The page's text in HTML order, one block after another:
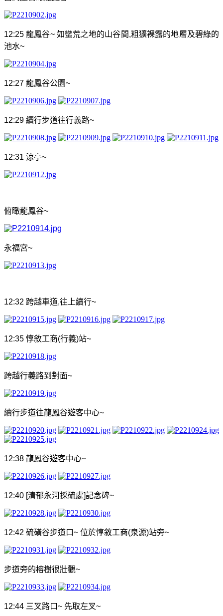
12:25龍鳳谷~ 如蠻荒之地的山谷間,粗獷裸露的地層及碧綠的
池水~
12:27 龍鳳谷公園~
12:29 續行步道往行義路~
12:31 涼亭~
俯瞰龍鳳谷~
永福宮~
12:32 跨越車道,往上續行~
12:35 惇敘工商(行義)站~
跨越行義路到對面~
續行步道往龍鳳谷遊客中心~
12:38 龍鳳谷遊客中心~
12:40 [清郁永河採硫處]記念碑~
12:42 硫磺谷步道口~ 位於惇敘工商(泉源)站旁~
步道旁的榕樹很壯觀~
12:44 三叉路口~ 先取左叉~